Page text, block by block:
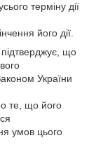
терміну дії
його дії.
що
України
те, що його
умов цього